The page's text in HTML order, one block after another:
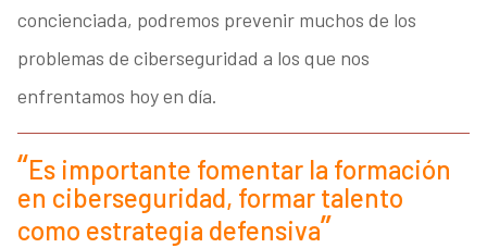
concienciada, podremos prevenir muchos de los
problemas de ciberseguridad a los que nos
enfrentamos hoy en día.
Es importante fomentar la formación
en ciberseguridad, formar talento
como estrategia defensiva